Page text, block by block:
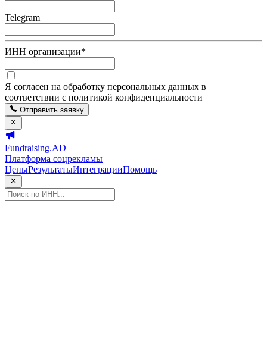
Telegram
ИНН организации*
Я согласен на обработку персональных данных в
соответствии с политикой конфиденциальности
Отправить заявку
Fundraising.AD
Платформа соцрекламы
ЦеныРезультатыИнтеграцииПомощь